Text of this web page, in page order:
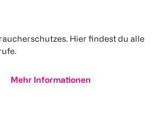
Hier findest du alle
Mehr Informationen